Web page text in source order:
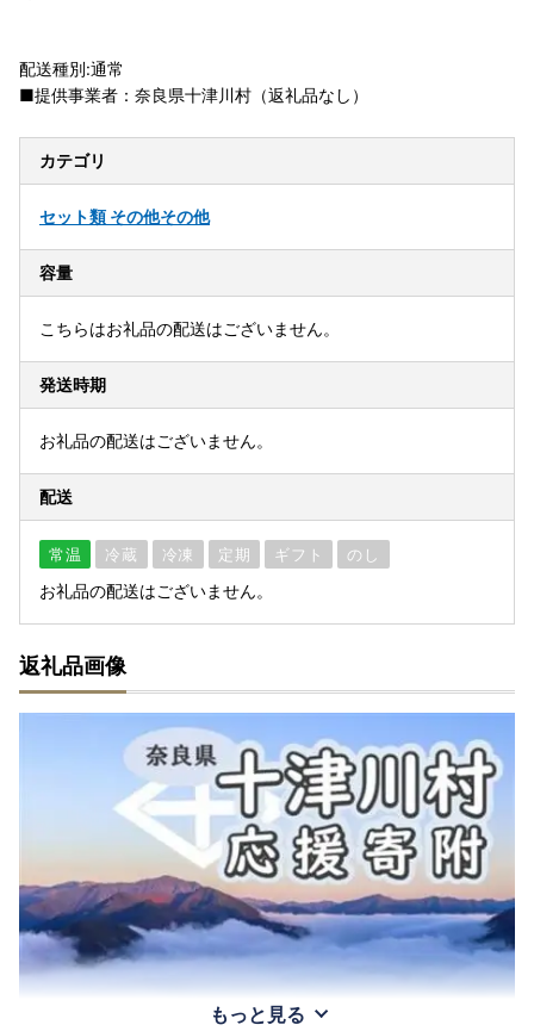
配送種別:通常
■提供事業者：奈良県十津川村（返礼品なし）
カテゴリ
セット類 その他その他
容量
こちらはお礼品の配送はございません。
発送時期
お礼品の配送はございません。
配送
常温 冷蔵 冷凍 定期 ギフト のし
お礼品の配送はございません。
返礼品画像
もっと見る